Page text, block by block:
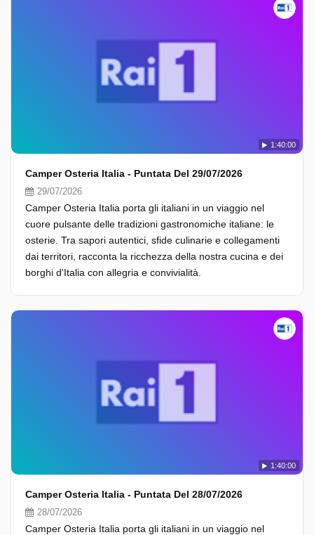
1:40:00
Camper Osteria Italia - Puntata Del 29/07/2026
29/07/2026
Camper Osteria Italia porta gli italiani in un viaggio nel
cuore pulsante delle tradizioni gastronomiche italiane: le
osterie. Tra sapori autentici, sfide culinarie e collegamenti
dai territori, racconta la ricchezza della nostra cucina e dei
borghi d'Italia con allegria e convivialità.
1:40:00
Camper Osteria Italia - Puntata Del 28/07/2026
28/07/2026
Camper Osteria Italia porta gli italiani in un viaggio nel